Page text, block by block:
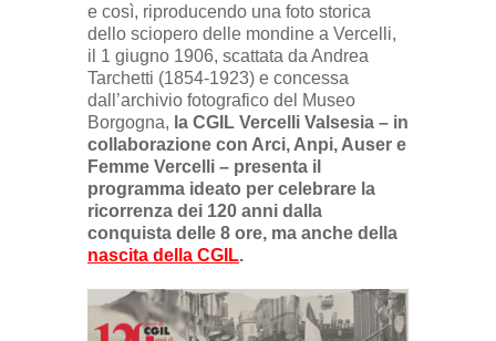
e così, riproducendo una foto storica
dello sciopero delle mondine a Vercelli,
il 1 giugno 1906, scattata da Andrea
Tarchetti (1854-1923) e concessa
dall’archivio fotografico del Museo
Borgogna, la CGIL Vercelli Valsesia – in
collaborazione con Arci, Anpi, Auser e
Femme Vercelli – presenta il
programma ideato per celebrare la
ricorrenza dei 120 anni dalla
conquista delle 8 ore, ma anche della
nascita della CGIL.